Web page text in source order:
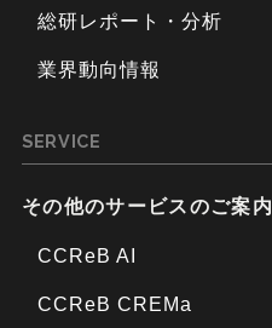
総研レポート・分析
業界動向情報
SERVICE
その他のサービスのご案内
CCReB AI
CCReB CREMa